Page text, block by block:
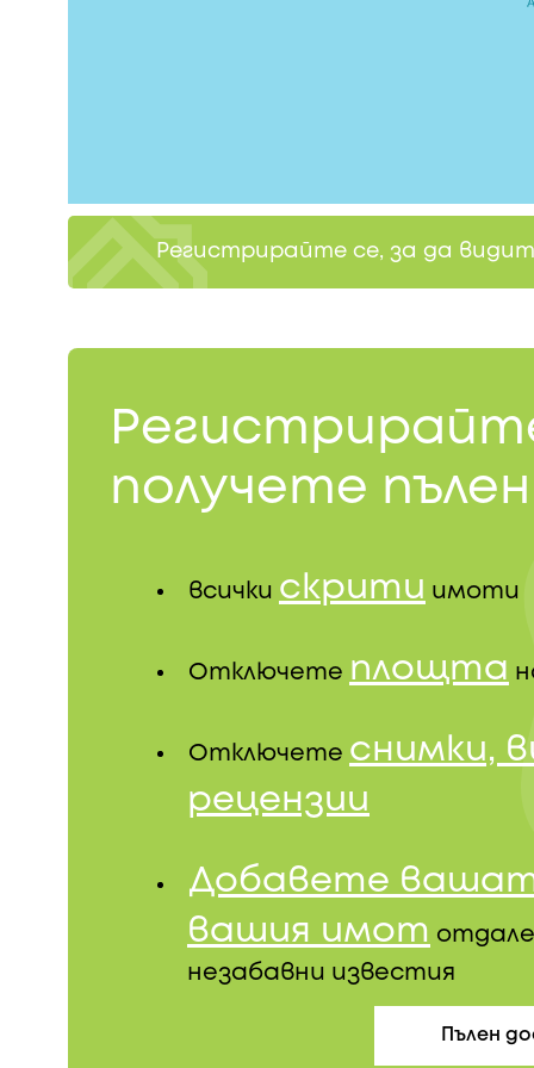
Регистрирайте се, за да
получете
всички скрити имоти
Отключете площта
Отключете снимки,
рецензии
Добавете
вашия имот
незабавни известия
Пълен